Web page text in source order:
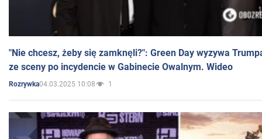
"Nie chcesz, żeby się zamknęli?": Green Day wyzywa
ze sceny po incydencie w Gabinecie Owalnym. Wideo
Rozrywka04.03.2025 10:08 1